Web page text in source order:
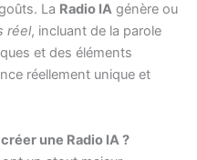
La Radio IA génère ou
réel, incluant de la parole
et des éléments
réellement unique et
une Radio IA ?